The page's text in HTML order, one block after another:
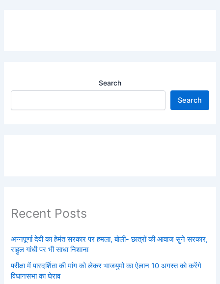
Search
Search
Recent Posts
अन्नपूर्णा देवी का हेमंत सरकार पर हमला, बोलीं- छात्रों की आवाज सुने सरकार,
राहुल गांधी पर भी साधा निशाना
परीक्षा में पारदर्शिता की मांग को लेकर भाजयुमो का ऐलान 10 अगस्त को करेंगे
विधानसभा का घेराव